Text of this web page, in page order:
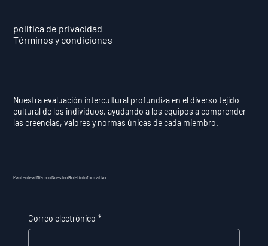
política de privacidad
Términos y condiciones
Nuestra evaluación intercultural profundiza en el diverso tejido
cultural de los individuos, ayudando a los equipos a comprender
las creencias, valores y normas únicas de cada miembro.
Mantente al Día con Nuestro Boletín Informativo
Correo electrónico *